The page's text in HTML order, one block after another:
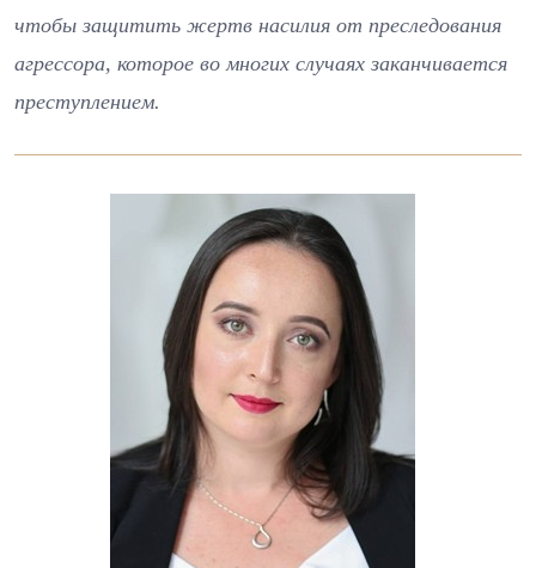
чтобы защитить жертв насилия от преследования
агрессора, которое во многих случаях заканчивается
преступлением.